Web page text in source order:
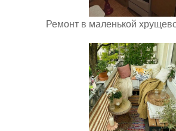
Ремонт в маленькой